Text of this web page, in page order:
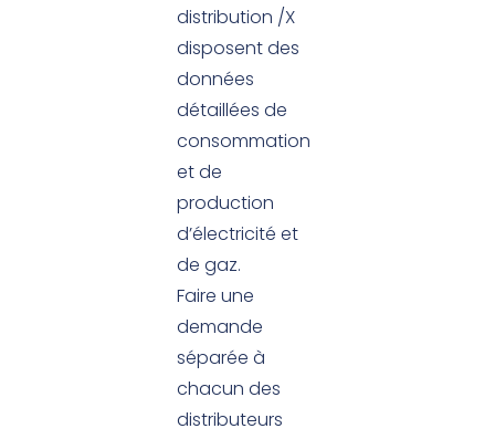
distribution /X
disposent des
données
détaillées de
consommation
et de
production
d’électricité et
de gaz.
Faire une
demande
séparée à
chacun des
distributeurs